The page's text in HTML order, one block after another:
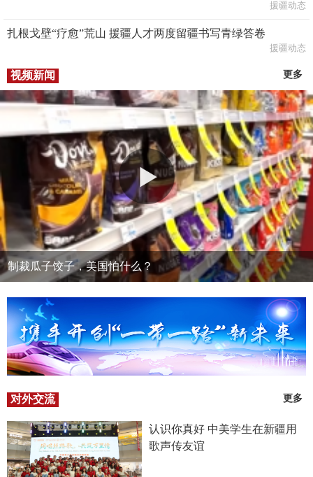
援疆动态
扎根戈壁“疗愈”荒山 援疆人才两度留疆书写青绿答卷
援疆动态
视频新闻 更多
制裁瓜子饺子，美国怕什么？
对外交流 更多
认识你真好 中美学生在新疆用
歌声传友谊